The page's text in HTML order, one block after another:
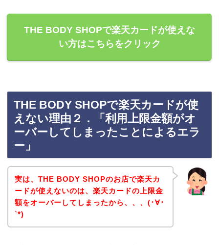
THE BODY SHOPで楽天カードが使えな
い方はこちらをクリック
THE BODY SHOPで楽天カードが使
えない理由２．「利用上限金額がオ
ーバーしてしまったことによるエラ
ー」
実は、THE BODY SHOPのお店で楽天カ
ードが使えないのは、楽天カードの上限金
額をオーバーしてしまったから、、、(･∀･
`*)